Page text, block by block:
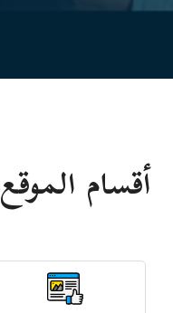
أقسام الموقع